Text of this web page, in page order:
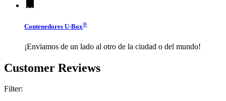
Contenedores U-Box®
¡Enviamos de un lado al otro de la ciudad o del mundo!
Customer Reviews
Filter: